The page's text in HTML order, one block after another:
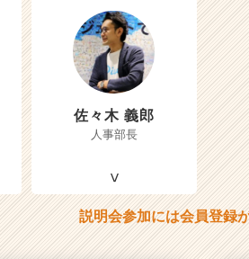
佐々木 義郎
人事部長
説明会参加には会員登録